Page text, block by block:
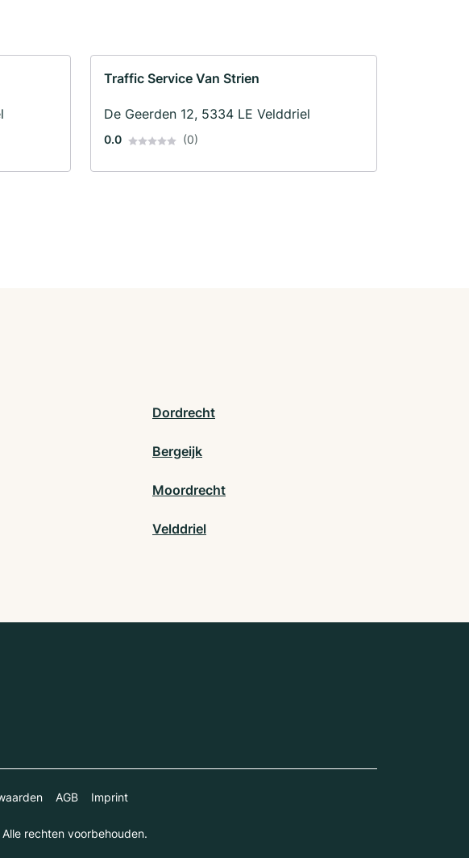
Traffic Service Van Strien
De Geerden 12, 5334 LE Velddriel
0.0 (0)
Dordrecht
Bergeijk
Moordrecht
Velddriel
AGB Imprint
rechten voorbehouden.